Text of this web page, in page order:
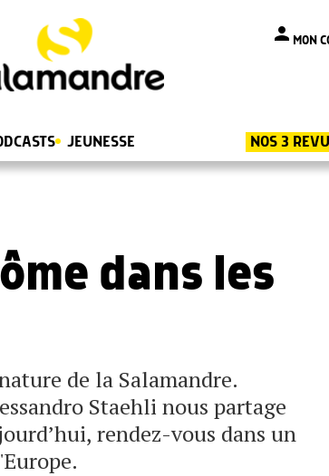
person MON
JEUNESSE NOS 3
dans les
de la Salamandre.
Staehli nous partage
rendez-vous dans un